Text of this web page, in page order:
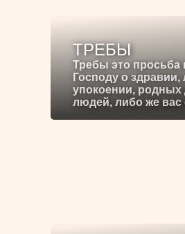
ТРЕБЫ
Требы это просьба
Господу о здравии,
упокоении, родных
людей, либо же вас